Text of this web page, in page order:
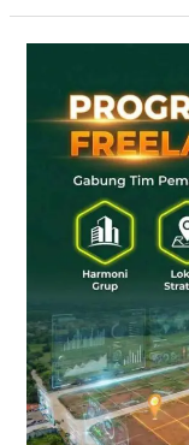
MARKETING
FREELANCE
PROPERTI